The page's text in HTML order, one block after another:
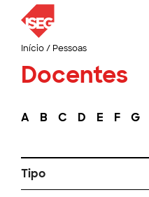
Início/ Pessoas
Docentes
A B C D E F G
Tipo